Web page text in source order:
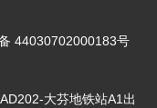
44030702000183号
大芬地铁站A1出